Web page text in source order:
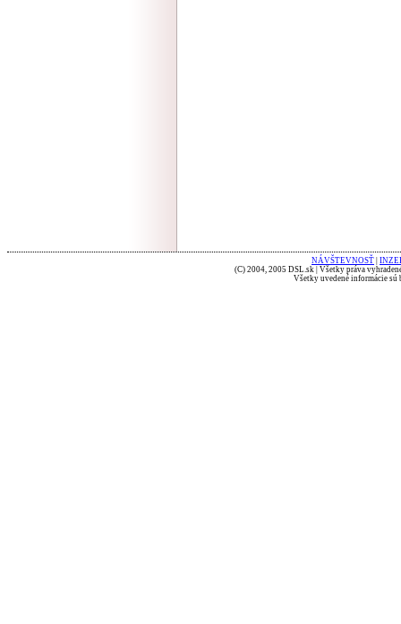
NÁVŠTEVNOSŤ
(C) 2004, 2005 DSL.sk | Všetky práva
Všetky uvedené informácie sú